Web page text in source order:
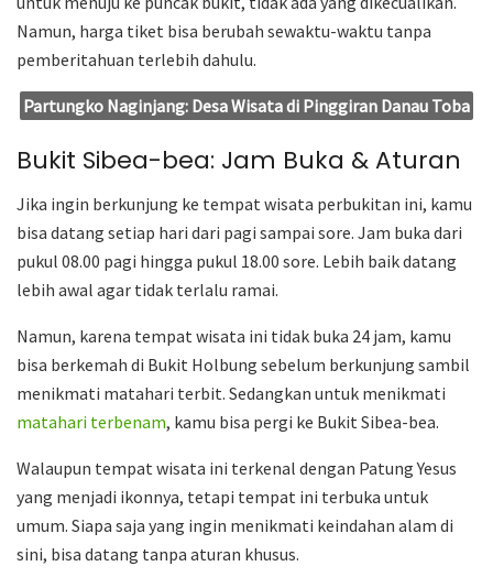
Namun, harga tiket bisa berubah sewaktu-waktu tanpa
pemberitahuan terlebih dahulu.
Partungko Naginjang: Desa Wisata di Pinggiran Danau Toba
Bukit Sibea-bea: Jam Buka & Aturan
Jika ingin berkunjung ke tempat wisata perbukitan ini, kamu
bisa datang setiap hari dari pagi sampai sore. Jam buka dari
pukul 08.00 pagi hingga pukul 18.00 sore. Lebih baik datang
lebih awal agar tidak terlalu ramai.
Namun, karena tempat wisata ini tidak buka 24 jam, kamu
bisa berkemah di Bukit Holbung sebelum berkunjung sambil
menikmati matahari terbit. Sedangkan untuk menikmati
matahari terbenam, kamu bisa pergi ke Bukit Sibea-bea.
Walaupun tempat wisata ini terkenal dengan Patung Yesus
yang menjadi ikonnya, tetapi tempat ini terbuka untuk
umum. Siapa saja yang ingin menikmati keindahan alam di
sini, bisa datang tanpa aturan khusus.